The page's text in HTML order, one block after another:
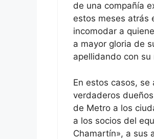
de una compañía
estos meses atrás
incomodar a
a mayor gloria de
apellidando con su
En estos casos,
verdaderos
de Metro a los
a los socios del
Chamartín», a sus